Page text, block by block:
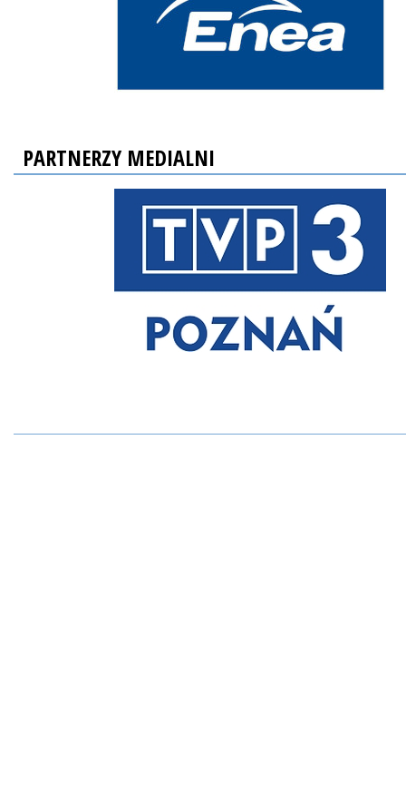
PARTNERZY MEDIALNI